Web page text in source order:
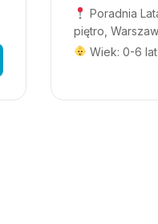
Poradnia
piętro,
Wiek: 0-6 lat